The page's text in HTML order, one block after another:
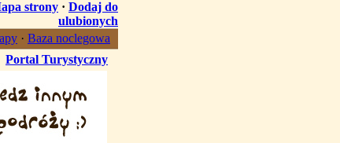
strony · Dodaj do
ulubionych
· Baza noclegowa
Portal Turystyczny